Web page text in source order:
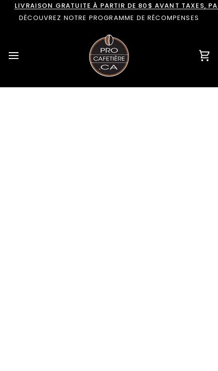
Passer
contenu
LIVRAISON GRATUITE À PARTIR DE 80$ AVANT TAXES,
DÉCOUVREZ NOTRE PROGRAMME DE RÉCOMPENSES